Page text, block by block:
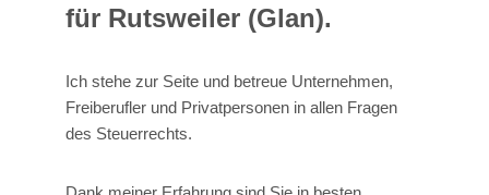
für Rutsweiler (Glan).
Ich stehe zur Seite und betreue Unternehmen,
Freiberufler und Privatpersonen in allen Fragen
des Steuerrechts.